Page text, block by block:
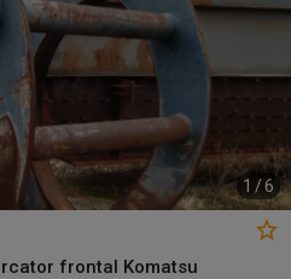
1 /6
frontal Komatsu